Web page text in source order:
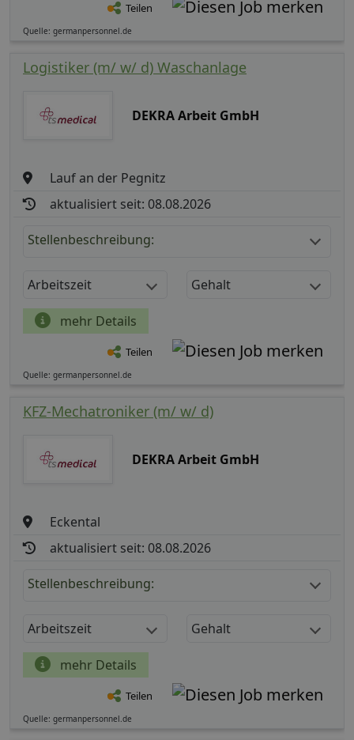
Teilen
Quelle: germanpersonnel.de
Logistiker (m/ w/ d) Waschanlage
DEKRA Arbeit GmbH
Lauf an der Pegnitz
aktualisiert seit: 08.08.2026
Stellenbeschreibung:
Arbeitszeit Gehalt
mehr Details
Teilen
Quelle: germanpersonnel.de
KFZ-Mechatroniker (m/ w/ d)
DEKRA Arbeit GmbH
Eckental
aktualisiert seit: 08.08.2026
Stellenbeschreibung:
Arbeitszeit Gehalt
mehr Details
Teilen
Quelle: germanpersonnel.de